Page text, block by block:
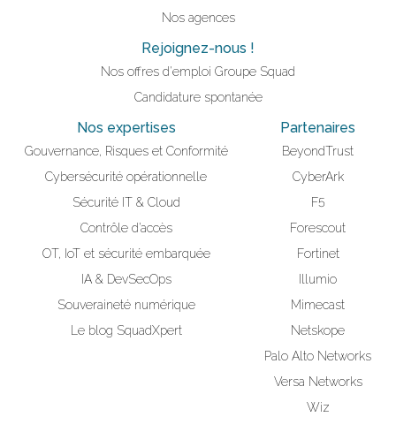
Nos agences
Rejoignez-nous !
Nos offres d'emploi Groupe Squad
Candidature spontanée
Nos expertises
Gouvernance, Risques et Conformité
Cybersécurité opérationnelle
Sécurité IT & Cloud
Contrôle d’accès
OT, IoT et sécurité embarquée
IA & DevSecOps
Souveraineté numérique
Le blog SquadXpert
Partenaires
BeyondTrust
CyberArk
F5
Forescout
Fortinet
Illumio
Mimecast
Netskope
Palo Alto Networks
Versa Networks
Wiz